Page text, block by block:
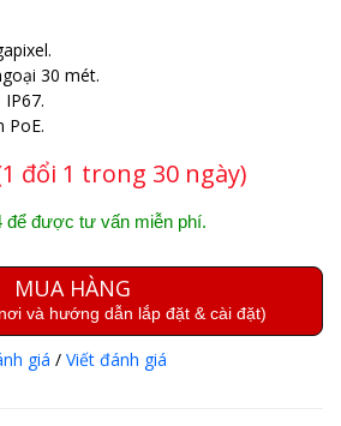
30 mét.
PoE.
đổi 1 trong 30 ngày)
để được tư vấn miễn phí.
MUA HÀNG
và hướng dẫn lắp đặt & cài đặt)
giá / Viết đánh giá